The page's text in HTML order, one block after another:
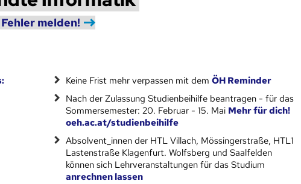
melden!
Keine Frist mehr verpassen mit dem ÖH Reminder
Nach der Zulassung Studienbeihilfe beantragen - für das
Sommersemester: 20. Februar - 15. Mai Mehr für dich!
oeh.ac.at/studienbeihilfe
Absolvent_innen der HTL Villach, Mössingerstraße, HTL1
Lastenstraße Klagenfurt. Wolfsberg und Saalfelden
können sich Lehrveranstaltungen für das Studium
anrechnen lassen